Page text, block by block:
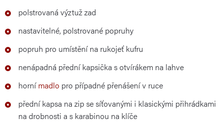
polstrovaná výztuž zad
nastavitelné, polstrované popruhy
popruh pro umístění na rukojeť kufru
nenápadná přední kapsička s otvírákem na lahve
hornímadlo pro případné přenášení v ruce
přední kapsa na zip se síťovanými i klasickými přihrádkami
na drobnosti a s karabinou na klíče